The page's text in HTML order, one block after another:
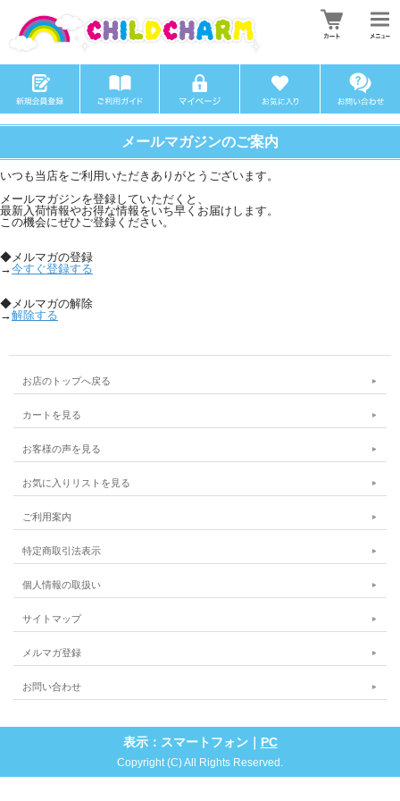
メールマガジンのご案内
いつも当店をご利用いただきありがとうございます。
メールマガジンを登録していただくと、
最新入荷情報やお得な情報をいち早くお届けします。
この機会にぜひご登録ください。
◆メルマガの登録
→今すぐ登録する
◆メルマガの解除
→解除する
お店のトップへ戻る
カートを見る
お客様の声を見る
お気に入りリストを見る
ご利用案内
特定商取引法表示
個人情報の取扱い
サイトマップ
メルマガ登録
お問い合わせ
表示：スマートフォン｜ PC
Copyright (C) All Rights Reserved.